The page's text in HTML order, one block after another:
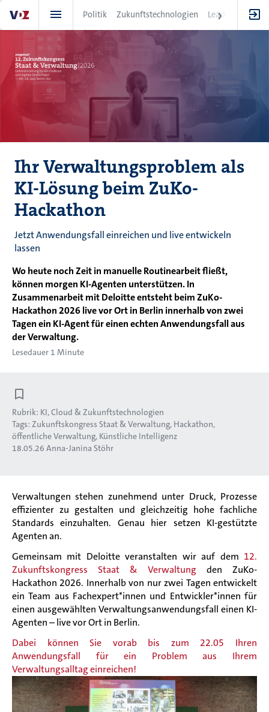
zum
Inhalt
Politik Zukunftstechnologien Leadership
Ihr Verwaltungsproblem als
KI-Lösung beim ZuKo-
Hackathon
Jetzt Anwendungsfall einreichen und live entwickeln
lassen
Wo heute noch Zeit in manuelle Routinearbeit fließt,
können morgen KI-Agenten unterstützen. In
Zusammenarbeit mit Deloitte entsteht beim ZuKo-
Hackathon 2026 live vor Ort in Berlin innerhalb von zwei
Tagen ein KI-Agent für einen echten Anwendungsfall aus
der Verwaltung.
Lesedauer 1 Minute
Rubrik: KI, Cloud & Zukunftstechnologien
Tags: Zukunftskongress Staat & Verwaltung Hackathon
öffentliche Verwaltung Künstliche Intelligenz
18.05.26 Anna-Janina Stöhr
Verwaltungen stehen zunehmend unter Druck, Prozesse
effizienter zu gestalten und gleichzeitig hohe fachliche
Standards einzuhalten. Genau hier setzen KI-gestützte
Agenten an.
Gemeinsam mit Deloitteveranstalten wir auf dem 12.
Zukunftskongress Staat & Verwaltung
den ZuKo-
Hackathon 2026. Innerhalb von nur zwei Tagen entwickelt
ein Team aus Fachexpert*innen und Entwickler*innen für
einen ausgewählten Verwaltungsanwendungsfall einen KI-
Agenten – live vor Ort in Berlin.
Dabei können Sie vorab bis zum 22.05 Ihren
Anwendungsfall für ein Problem aus Ihrem
Verwaltungsalltag einreichen!